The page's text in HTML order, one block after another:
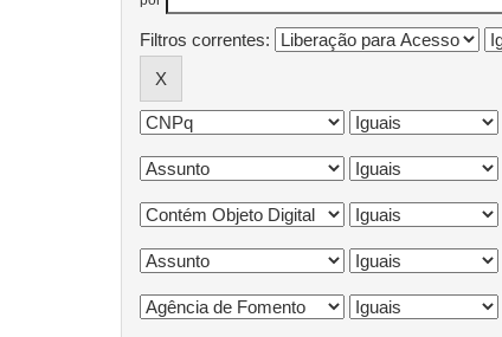
Filtros correntes: